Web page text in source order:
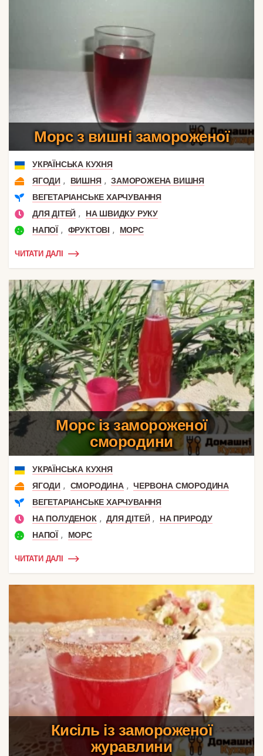
Морс з вишні замороженої
УКРАЇНСЬКА КУХНЯ
ЯГОДИ , ВИШНЯ , ЗАМОРОЖЕНА ВИШНЯ
ВЕГЕТАРІАНСЬКЕ ХАРЧУВАННЯ
ДЛЯ ДІТЕЙ ,
НА ШВИДКУ РУКУ
НАПОЇ , ФРУКТОВІ , МОРС
ЧИТАТИ ДАЛІ
Морс із замороженої
смородини
УКРАЇНСЬКА КУХНЯ
ЯГОДИ , СМОРОДИНА , ЧЕРВОНА СМОРОДИНА
ВЕГЕТАРІАНСЬКЕ ХАРЧУВАННЯ
НА ПОЛУДЕНОК , ДЛЯ ДІТЕЙ ,
НА ПРИРОДУ
НАПОЇ , МОРС
ЧИТАТИ ДАЛІ
Кисіль із замороженої
журавлини